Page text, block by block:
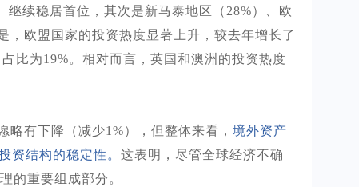
继续稳居首位，其次是新马泰地区（28%）、欧
，欧盟国家的投资热度显著上升，较去年增长了
比为19%。相对而言，英国和澳洲的投资热度
略有下降（减少1%），但整体来看， 境外资产
资结构的稳定性。 这表明，尽管全球经济不确
的重要组成部分。